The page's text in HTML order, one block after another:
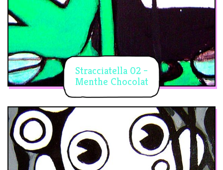
Stracciatella 02 –
Menthe Chocolat